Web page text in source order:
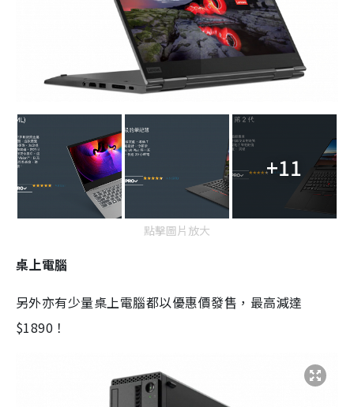
+11
點擊圖片放大
桌上電腦
另外亦有少量桌上電腦都以優惠價發售，最高減達
$1890！